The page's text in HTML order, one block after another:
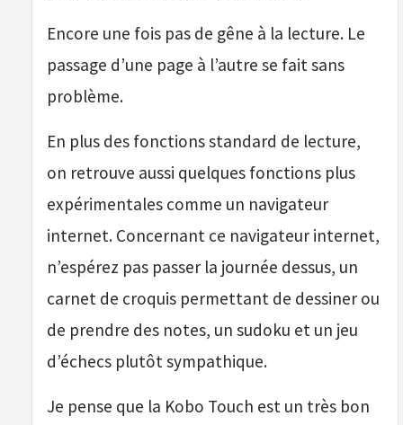
Encore une fois pas de gêne à la lecture. Le
passage d’une page à l’autre se fait sans
problème.
En plus des fonctions standard de lecture,
on retrouve aussi quelques fonctions plus
expérimentales comme un navigateur
internet. Concernant ce navigateur internet,
n’espérez pas passer la journée dessus, un
carnet de croquis permettant de dessiner ou
de prendre des notes, un sudoku et un jeu
d’échecs plutôt sympathique.
Je pense que la Kobo Touch est un très bon